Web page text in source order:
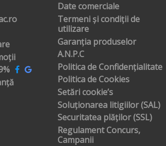
Date comerciale
Termeni și condiții de
utilizare
Garanția produselor
A.N.P.C
Politica de Confidențialitate
Politica de Cookies
Setări cookie’s
Soluționarea litigiilor (SAL)
Securitatea plăților (SSL)
Regulament Concurs,
Campanii